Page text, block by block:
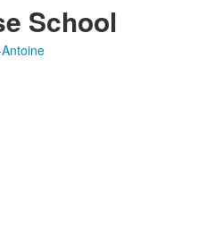
School